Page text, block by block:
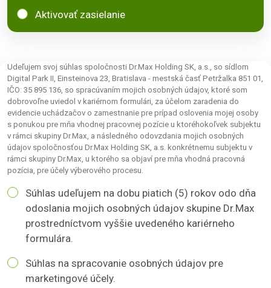
Aktivovať zasielanie
Udeľujem svoj súhlas spoločnosti Dr.Max Holding SK, a.s., so sídlom
Digital Park II, Einsteinova 23, Bratislava - mestská časť Petržalka 851 01,
IČO: 35 895 136, so spracúvaním mojich osobných údajov, ktoré som
dobrovoľne uviedol v kariérnom formulári, za účelom zaradenia do
evidencie uchádzačov o zamestnanie pre prípad oslovenia mojej osoby
s ponukou pre mňa vhodnej pracovnej pozície u ktoréhokoľvek subjektu
v rámci skupiny Dr.Max, a následného odovzdania mojich osobných
údajov spoločnosťou Dr.Max Holding SK, a.s. konkrétnemu subjektu v
rámci skupiny Dr.Max, u ktorého sa objaví pre mňa vhodná pracovná
pozícia, pre účely výberového procesu.
Súhlas udeľujem na dobu piatich (5) rokov odo dňa
odoslania mojich osobných údajov skupine Dr.Max
prostredníctvom vyššie uvedeného kariérneho
formulára.
Súhlas na spracovanie osobných údajov pre
marketingové účely.